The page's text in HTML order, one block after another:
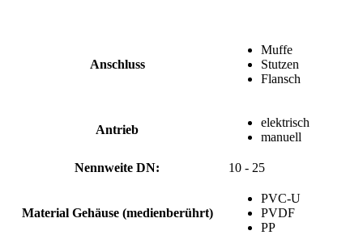
Anschluss
Muffe
Stutzen
Flansch
Antrieb
elektrisch
manuell
Nennweite DN: 10 - 25
Material Gehäuse (medienberührt)
PVC-U
PVDF
PP